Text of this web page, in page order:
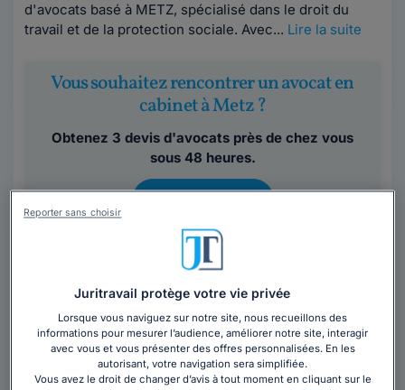
d'avocats basé à METZ, spécialisé dans le droit du
travail et de la protection sociale. Avec... Lire la suite
Vous souhaitez rencontrer un avocat en
cabinet à Metz ?
Obtenez 3 devis d'avocats près de chez vous
sous 48 heures.
42 avocats en droit de la presse,
image & publicité aux alentours de
Metz sont susceptibles de vous
intéresser
Juritravail protège votre vie privée
Lorsque vous naviguez sur notre site, nous recueillons des
informations pour mesurer l’audience, améliorer notre site, interagir
avec vous et vous présenter des offres personnalisées. En les
autorisant, votre navigation sera simplifiée.
Vous avez le droit de changer d’avis à tout moment en cliquant sur le
Reporter sans choisir